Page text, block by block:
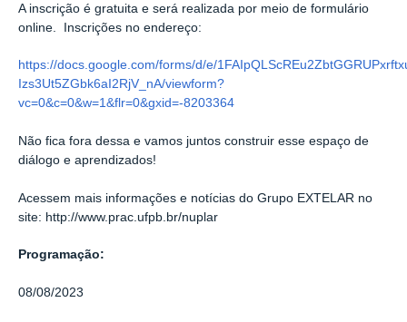
A inscrição é gratuita e será realizada por meio de formulário
online.
Inscrições no endereço:
https://docs.google.com/forms/d/e/
Izs3Ut5ZGbk6aI2RjV_nA/viewform?
vc=0&c=0&w=1&flr=0&gxid=-8203364
Não fica fora dessa e vamos juntos construir esse espaço de
diálogo e aprendizados!
Acessem mais informações e notícias do Grupo EXTELAR no
site: http://www.prac.ufpb.br/nuplar
Programação:
08/08/2023